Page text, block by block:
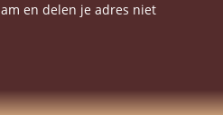
en delen je adres niet